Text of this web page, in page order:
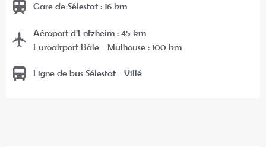
Gare de Sélestat : 16 km
Aéroport d’Entzheim : 45 km
Euroairport Bâle - Mulhouse : 100 km
Ligne de bus Sélestat - Villé